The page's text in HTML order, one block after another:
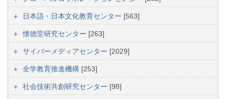
日本語・日本文化教育センター [563]
懐徳堂研究センター [263]
サイバーメディアセンター [2029]
全学教育推進機構 [253]
社会技術共創研究センター [98]